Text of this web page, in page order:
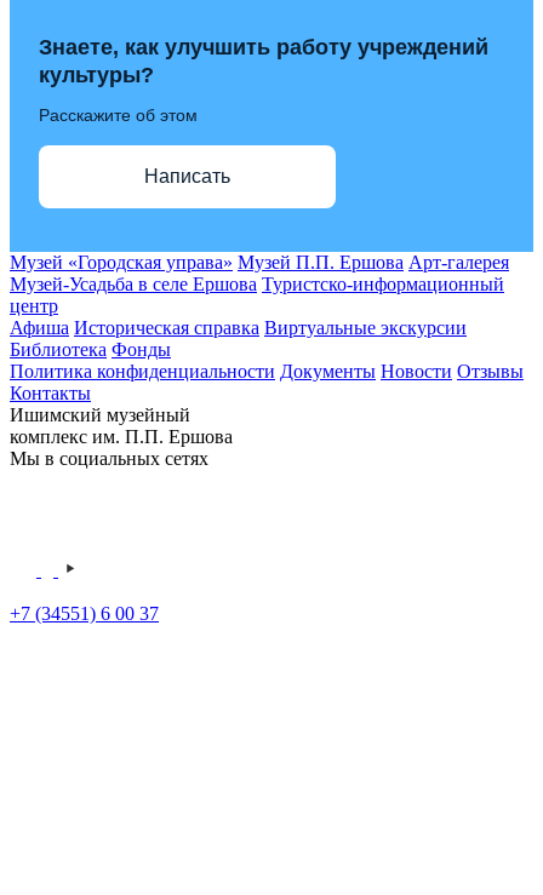
Знаете, как улучшить работу учреждений
культуры?
Расскажите об этом
Написать
Музей «Городская управа» Музей П.П. Ершова Арт-галерея
Музей-Усадьба в селе Ершова Туристско-информационный
центр
Афиша Историческая справка Виртуальные экскурсии
Библиотека Фонды
Политика конфиденциальности Документы Новости Отзывы
Контакты
Ишимский музейный
комплекс им. П.П. Ершова
Мы в социальных сетях
+7 (34551) 6 00 37